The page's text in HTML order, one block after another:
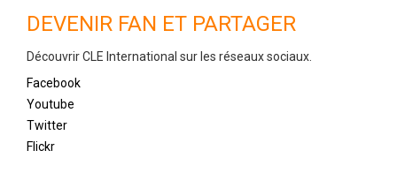
DEVENIR FAN ET PARTAGER
Découvrir CLE International sur les réseaux sociaux.
Facebook
Youtube
Twitter
Flickr